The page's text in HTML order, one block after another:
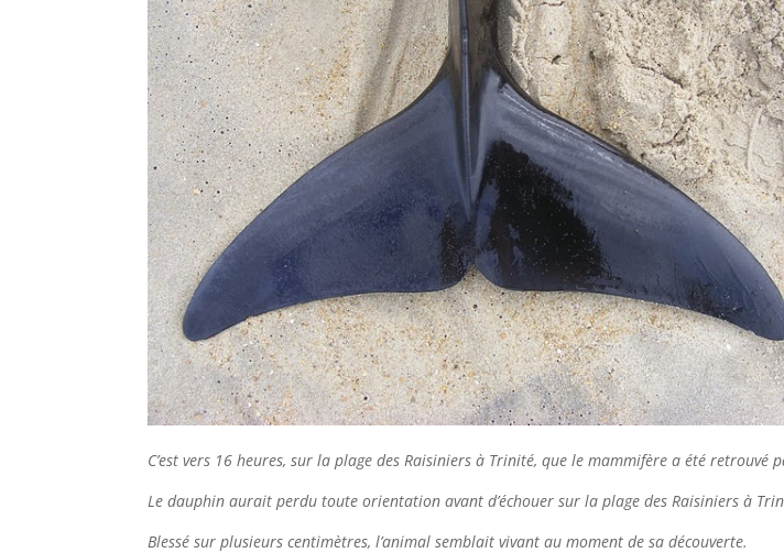
C’est vers 16 heures, sur la plage des Raisiniers à Trinité, que le mammifère a été retrouvé
Le dauphin aurait perdu toute orientation avant d’échouer sur la plage des Raisiniers à
Blessé sur plusieurs centimètres, l’animal semblait vivant au moment de sa découverte.